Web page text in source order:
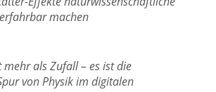
machen
mehr als Zufall – es ist die
von Physik im digitalen